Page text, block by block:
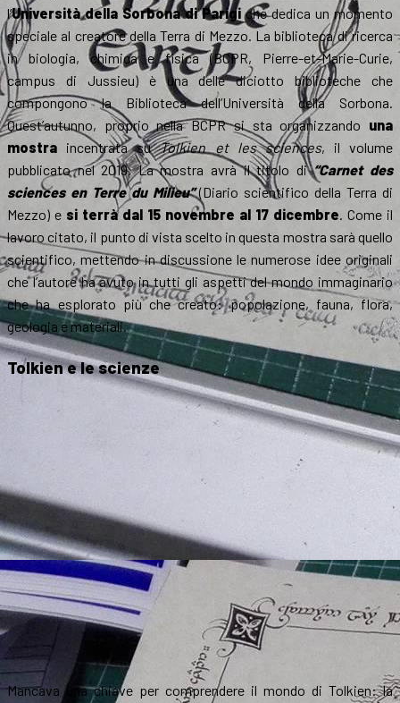
l’Università della Sorbona di Parigiche dedica un momento
speciale al creatore della Terra di Mezzo. La biblioteca di ricerca
in biologia, chimica e fisica (BCPR, Pierre-et-Marie-Curie,
campus di Jussieu) è una delle diciotto biblioteche che
compongono la Biblioteca dell’Università della Sorbona.
Quest’autunno, proprio nella BCPR si sta organizzando una
mostra incentrata suTolkien et les sciences, il volume
pubblicato nel 2019. La mostra avrà il titolo di“Carnet des
sciences en Terre du Milieu”(Diario scientifico della Terra di
Mezzo) e si terrà dal 15 novembre al 17 dicembre. Come il
lavoro citato, il punto di vista scelto in questa mostra sarà quello
scientifico, mettendo in discussione le numerose idee originali
che l’autore ha avuto in tutti gli aspetti del mondo immaginario
che ha esplorato più che creato: popolazione, fauna, flora,
geologia e materiali.
Tolkien e le scienze
Mancava una chiave per comprendere il mondo di Tolkien: la